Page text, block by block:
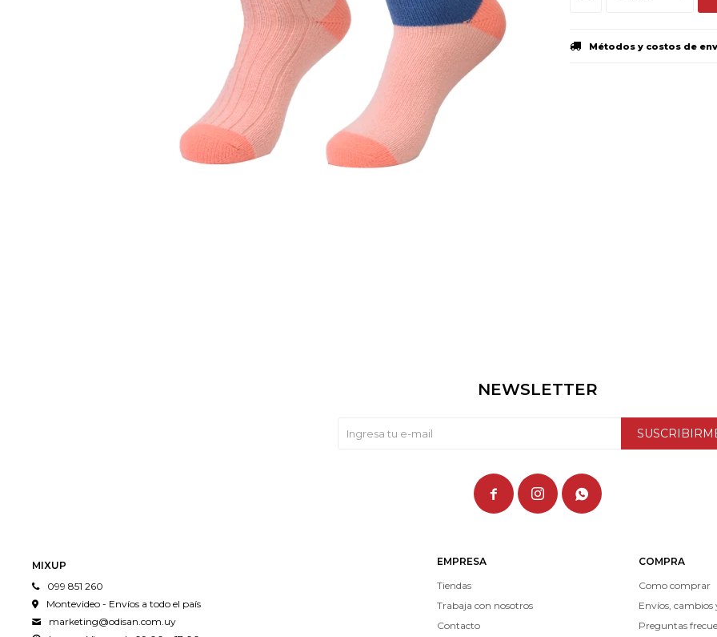
Métodos y costos de
MIXUP
099 851 260
Montevideo - Envíos a todo el país
marketing@odisan.com.uy
EMPRESA
Tiendas
Trabaja con nosotros
Contacto
COMPRA
Como comprar
Envíos, cambios
Preguntas
NEWSLETTER
  